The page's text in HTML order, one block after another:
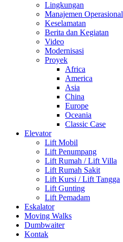
Lingkungan
Manajemen Operasional
Keselamatan
Berita dan Kegiatan
Video
Modernisasi
Proyek
Africa
America
Asia
China
Europe
Oceania
Classic Case
Elevator
Lift Mobil
Lift Penumpang
Lift Rumah / Lift Villa
Lift Rumah Sakit
Lift Kursi / Lift Tangga
Lift Gunting
Lift Pemadam
Eskalator
Moving Walks
Dumbwaiter
Kontak